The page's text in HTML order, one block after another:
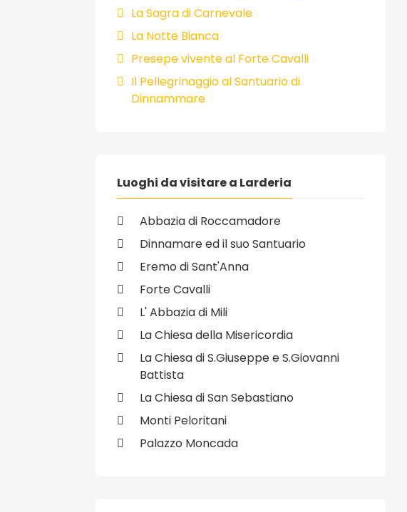
La Sagra di Carnevale
La Notte Bianca
Presepe vivente al Forte Cavalli
Il Pellegrinaggio al Santuario di
Dinnammare
Luoghi da visitare a Larderia
Abbazia di Roccamadore
Dinnamare ed il suo Santuario
Eremo di Sant'Anna
Forte Cavalli
L' Abbazia di Mili
La Chiesa della Misericordia
La Chiesa di S.Giuseppe e S.Giovanni
Battista
La Chiesa di San Sebastiano
Monti Peloritani
Palazzo Moncada